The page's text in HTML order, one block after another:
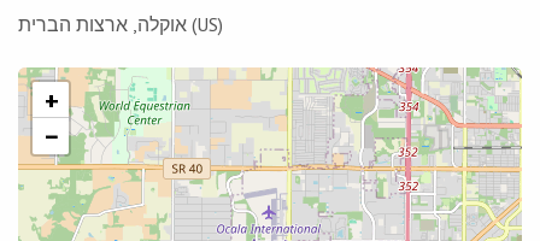
אוקלה, ארצות הברית (US)
+
−